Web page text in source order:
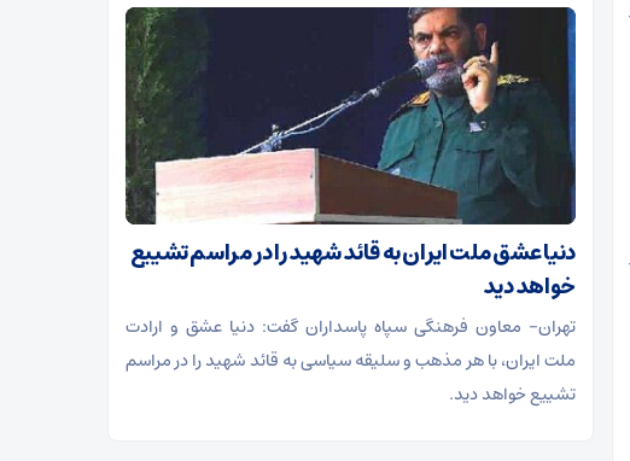
دنیا عشق ملت ایران به قائد شهید را در مراسم تشییع
خواهد دید
تهران- معاون فرهنگی سپاه پاسداران گفت: دنیا عشق و ارادت
ملت ایران، با هر مذهب و سلیقه سیاسی به قائد شهید را در مراسم
تشییع خواهد دید.